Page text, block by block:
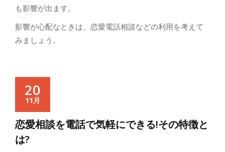
も影響が出ます。
影響が心配なときは、恋愛電話相談などの利用を考えて
みましょう。
20
11月
恋愛相談を電話で気軽にできる!その特徴と
は?